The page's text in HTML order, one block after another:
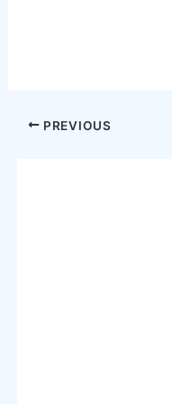
Post PREVIOUS